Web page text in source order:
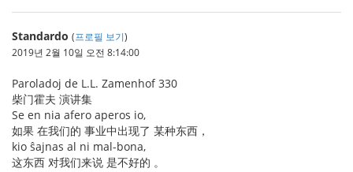
Standardo (프로필 보기)
2019년 2월 10일 오전 8:14:00
Paroladoj de L.L. Zamenhof 330
柴门霍夫 演讲集
Se en nia afero aperos io,
如果 在我们的 事业中出现了 某种东西，
kio ŝajnas al ni mal-bona,
这东西 对我们来说 是不好的 。